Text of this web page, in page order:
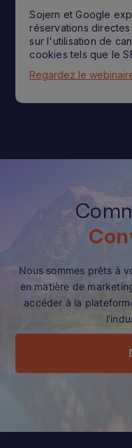
Sojern et Google
réservations
sur l'utilisation de
cookies tels que le
Regardez le
Nous sommes prêts à
en matière de
accéder à la